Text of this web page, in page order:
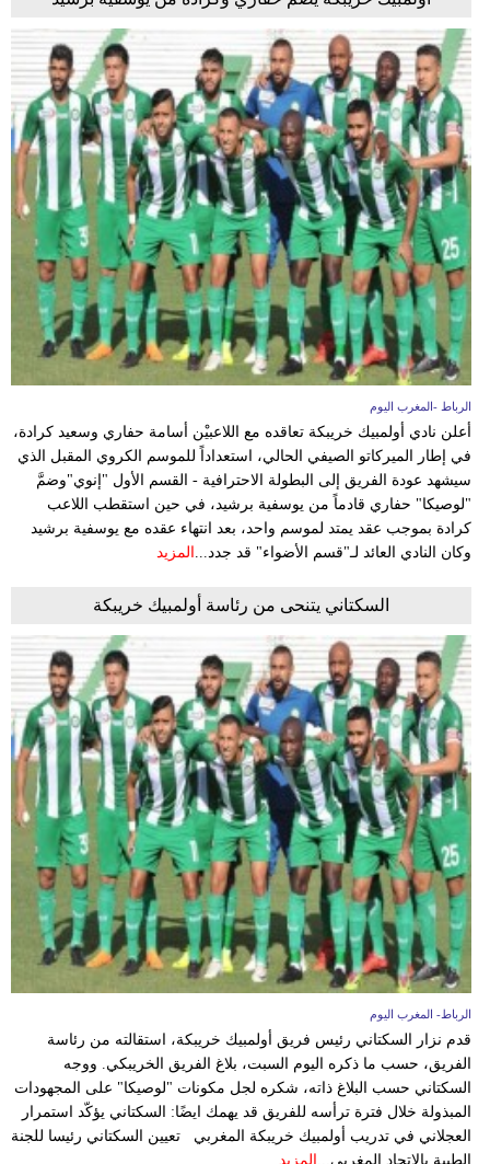
الرباط -المغرب اليوم
أعلن نادي أولمبيك خريبكة تعاقده مع اللاعبيْن أسامة حفاري وسعيد كرادة،
في إطار الميركاتو الصيفي الحالي، استعداداً للموسم الكروي المقبل الذي
سيشهد عودة الفريق إلى البطولة الاحترافية - القسم الأول "إنوي"وضمَّ
"لوصيكا" حفاري قادماً من يوسفية برشيد، في حين استقطب اللاعب
كرادة بموجب عقد يمتد لموسم واحد، بعد انتهاء عقده مع يوسفية برشيد
وكان النادي العائد لـ"قسم الأضواء" قد جدد... المزيد
السكتاني يتنحى من رئاسة أولمبيك خريبكة
الرباط- المغرب اليوم
قدم نزار السكتاني رئيس فريق أولمبيك خريبكة، استقالته من رئاسة
الفريق، حسب ما ذكره اليوم السبت، بلاغ الفريق الخريبكي. ووجه
السكتاني حسب البلاغ ذاته، شكره لجل مكونات "لوصيكا" على المجهودات
المبذولة خلال فترة ترأسه للفريق قد يهمك ايضًا: السكتاني يؤكّد استمرار
العجلاني في تدريب أولمبيك خريبكة المغربي تعيين السكتاني رئيسا للجنة
الطبية بالاتحاد المغربي...
المزيد